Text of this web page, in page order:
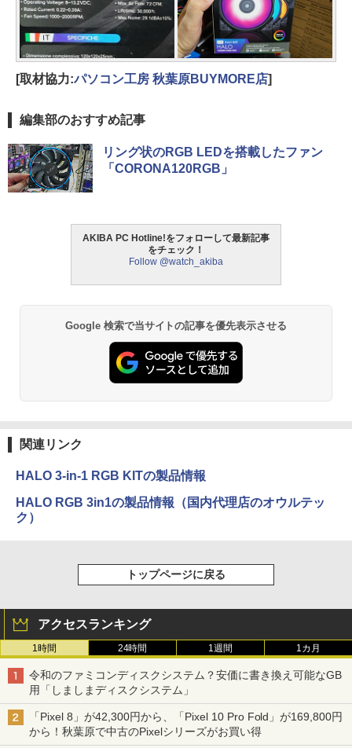
[取材協力:パソコン工房 秋葉原BUYMORE店]
編集部のおすすめ記事
リング状のRGB LEDを搭載したファン
「CORONA120RGB」
AKIBA PC Hotline!をフォローして最新記事
をチェック！
Follow @watch_akiba
Google 検索で当サイトの記事を優先表示させる
関連リンク
HALO 3-in-1 RGB KITの製品情報
HALO RGB 3in1の製品情報（国内代理店のオウルテッ
ク）
トップページに戻る
アクセスランキング
1時間 24時間 1週間 1カ月
令和のファミコンディスクシステム？安価に書き換え可能なGB
用「しましまディスクシステム」
「Pixel 8」が42,300円から、「Pixel 10 Pro Fold」が169,800円
から！秋葉原で中古のPixelシリーズがお買い得